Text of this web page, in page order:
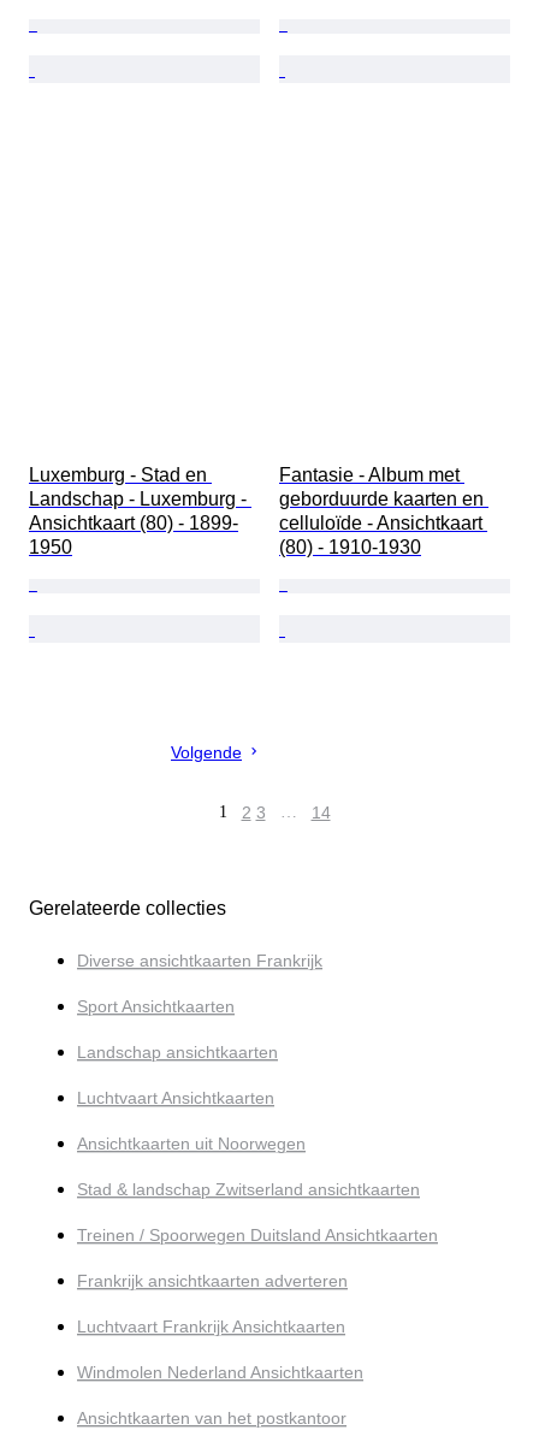
Luxemburg - Stad en
Landschap - Luxemburg -
Ansichtkaart (80) - 1899-
1950
Fantasie - Album met
geborduurde kaarten en
celluloïde - Ansichtkaart
(80) - 1910-1930
Volgende
1 2 3 … 14
Gerelateerde collecties
Diverse ansichtkaarten Frankrijk
Sport Ansichtkaarten
Landschap ansichtkaarten
Luchtvaart Ansichtkaarten
Ansichtkaarten uit Noorwegen
Stad & landschap Zwitserland ansichtkaarten
Treinen / Spoorwegen Duitsland Ansichtkaarten
Frankrijk ansichtkaarten adverteren
Luchtvaart Frankrijk Ansichtkaarten
Windmolen Nederland Ansichtkaarten
Ansichtkaarten van het postkantoor